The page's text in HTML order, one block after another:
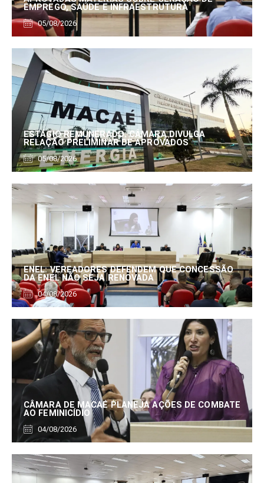
EMPREGO, SAÚDE E INFRAESTRUTURA
05/08/2026
ESTÁGIO REMUNERADO: CÂMARA DIVULGA
RELAÇÃO PRELIMINAR DE APROVADOS
05/08/2026
ENEL: VEREADORES DEFENDEM QUE CONCESSÃO
DA ENEL NÃO SEJA RENOVADA
04/08/2026
CÂMARA DE MACAÉ PLANEJA AÇÕES DE COMBATE
AO FEMINICÍDIO
04/08/2026